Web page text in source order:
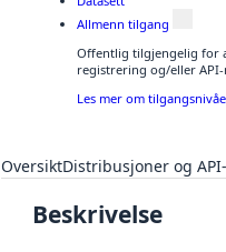
Allmenn tilgang
Offentlig tilgjengelig for
registrering og/eller API-
Les mer om
OversiktDistribusjoner og
Beskrivelse